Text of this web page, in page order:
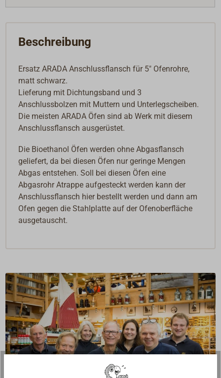
Beschreibung
Ersatz ARADA Anschlussflansch für 5" Ofenrohre,
matt schwarz.
Lieferung mit Dichtungsband und 3
Anschlussbolzen mit Muttern und Unterlegscheiben.
Die meisten ARADA Öfen sind ab Werk mit diesem
Anschlussflansch ausgerüstet.
Die Bioethanol Öfen werden ohne Abgasflansch
geliefert, da bei diesen Öfen nur geringe Mengen
Abgas entstehen. Soll bei diesen Öfen eine
Abgasrohr Atrappe aufgesteckt werden kann der
Anschlussflansch hier bestellt werden und dann am
Ofen gegen die Stahlplatte auf der Ofenoberfläche
ausgetauscht.